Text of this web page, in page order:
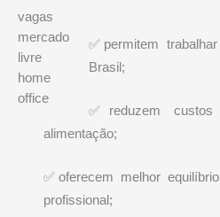
vagas
mercado
livre
home
office
✅permitem
Brasil;
✅reduzem
alimentação;
✅oferecem melhor
profissional;